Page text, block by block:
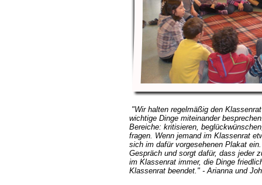
"Wir halten regelmäßig den
wichtige Dinge miteinander
Bereiche: kritisieren,
fragen. Wenn jemand im Klassenrat
sich im dafür vorgesehenen Plakat
Gespräch und sorgt dafür, dass jeder
im Klassenrat immer, die Dinge
Klassenrat beendet." - Arianna und